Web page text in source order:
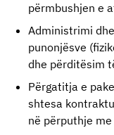
përmbushjen e
Administrimi
punonjësve
dhe përditësim
Përgatitja e
shtesa
në përputhje